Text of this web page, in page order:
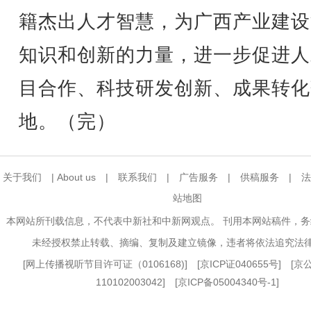
籍杰出人才智慧，为广西产业建
知识和创新的力量，进一步促进
目合作、科技研发创新、成果转
地。（完）
关于我们 | About us | 联系我们 | 广告服务 | 供稿服务 |
站地图
本网站所刊载信息，不代表中新社和中新网观点。 刊用本网站稿件，
未经授权禁止转载、摘编、复制及建立镜像，违者将依法追究法
[网上传播视听节目许可证（0106168)] [京ICP证040655号] [京
110102003042] [京ICP备05004340号-1]